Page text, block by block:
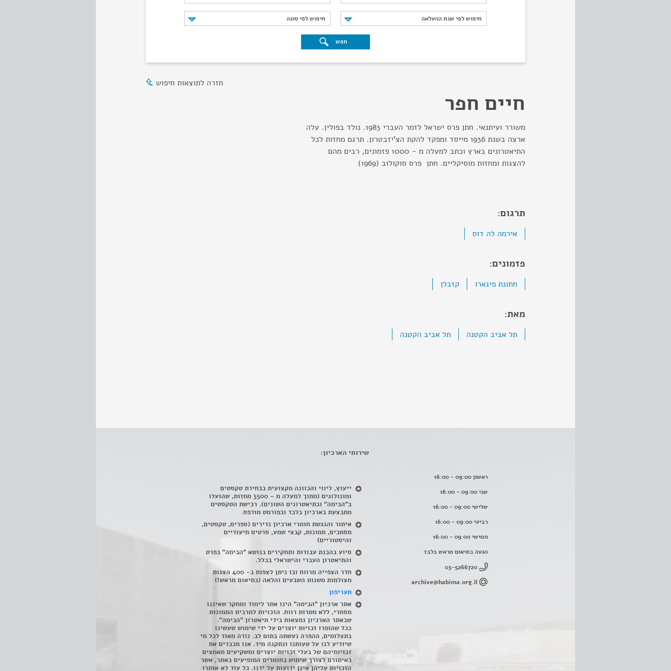
חיפוש לפי שנת ההעלאה
חיפוש לפי שנת ההעלאה חיפוש לפי סוגה
חיפוש לפי סוגה
חפש
חזרה לתוצאות חיפוש
חיים חפר
משורר ועיתנאי. חתן פרס ישראל לזמר העברי 1983. נולד בפולין. עלה
ארצה בשנת 1936 מייסד ומפקד להקת הצ'יזבטרון. תרגם מחזות לכל
התיאטרונים בארץ וכתב למעלה מ - 1000 פזמונים, רבים מהם
להצגות ומחזות מוסיקליים. חתן פרס סוקולוב (1969)
תרגום:
אירמה לה דוס
פזמונים:
חתונת פיגארו קזבלן
מאת:
תל אביב הקטנה תל אביב הקטנה
ראשון 09:00 - 16:00
שני 09:00 - 16:00
שלישי 09:00 - 16:00
רביעי 09:00 - 16:00
חמישי 09:00 - 16:00
הגעה בתיאום מראש בלבד
03-5266720
archive@habima.org.il
שירותי הארכיון:
ייעוץ, ליווי והכוונה מקצועית בבחירת טקסטים
ומונולוגים (מתוך למעלה מ – 3500 מחזות, שהועלו
ב"הבימה" ובתיאטרונים השונים). רכישת הטקסטים
מתבצעת בארכיון בלבד ובפורמט מודפס.
איתור והנגשת חומרי ארכיון נדירים (ספרים, טקסטים,
מסמכים, תמונות, קבצי שמע, סרטים תיעודיים
והיסטוריים)
סיוע בהכנת עבודות ותחקירים בנושא "הבימה" בפרט
והתיאטרון העברי והישראלי בכלל.
חדר הצפייה מרווח ובו ניתן לצפות ב- 400 הצגות
מצולמות משנות השבעים והלאה (בתיאום מראש!)
תעריפון
אתר ארכיון "הבימה" הינו אתר לימוד ומחקר שאיננו
מסחרי, ללא מטרות רווח. הזכויות למרבית התמונות
שבאתר הארכיון נמצאות בידי תיאטרון "הבימה".
ככל שהופרו זכויות יוצרים על ידי שימוש שעשינו
בתצלומים, ההפרה נעשתה בתום לב. נודה מאוד לכל מי
שיודיע לנו על טעותנו ונתקנה מיד. אנו מכבדים את
זכויותיהם של בעלי זכויות יוצרים ומשקיעים מאמצים
באיתורם לצורך שימוש בחומרים המופיעים באתר, אשר
הזכויות עליהן אינן ידועות על ידנו. כל עוד לא אותרו